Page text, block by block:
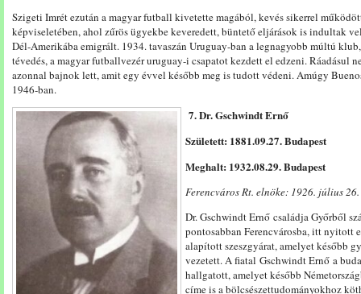
Szigeti Imrét ezután a magyar futball kivetette magából, kevés sikerrel
képviseletében, ahol zűrös ügyekbe keveredett, büntető eljárások is indultak
Dél-Amerikába emigrált. 1934. tavaszán Uruguay-ban a legnagyobb múltú
tévedés, a magyar futballvezér uruguay-i csapatot kezdett el edzeni. Ráadásul
azonnal bajnok lett, amit egy évvel később meg is tudott védeni. Amúgy
1946-ban.
7. Dr. Gschwindt Ernő
Született: 1881.09.27. Budapest
Meghalt: 1932.08.29. Budapest
Ferencváros Rt. elnöke: 1926. július
Dr. Gschwindt Ernő családja Győrből
pontosabban Ferencvárosba, itt nyitott
alapított szeszgyárat, amelyet később
vezetett. A fiatal Gschwindt Ernő a
hallgatott, amelyet később
címe is a bölcsészettudományokhoz